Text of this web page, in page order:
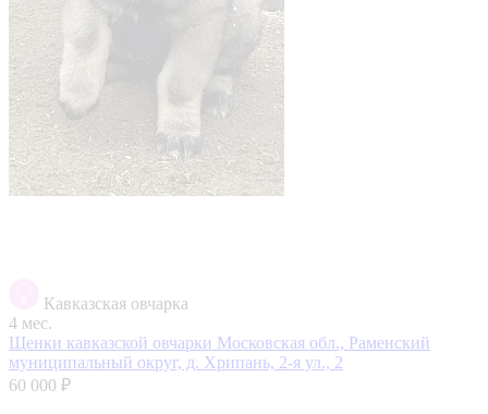
Кавказская овчарка
4 мес.
Щенки кавказской овчарки Московская обл., Раменский
муниципальный округ, д. Хрипань, 2-я ул., 2
60 000 ₽